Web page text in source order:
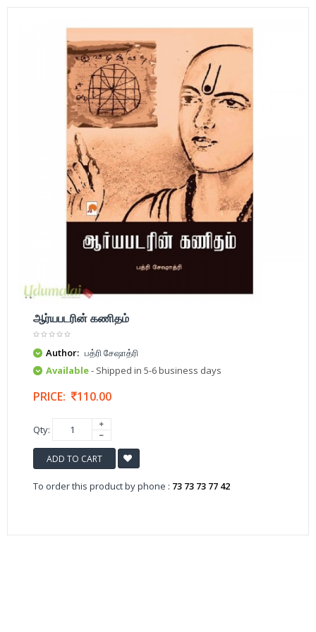
ஆர்யபடரின் கணிதம்
Author: பத்ரி சேஷாத்ரி
Available- Shipped in 5-6 business days
PRICE: 110.00
Qty:
ADD TO CART
To order this product by phone : 73 73 73 77 42